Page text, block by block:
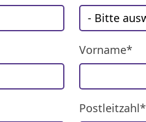
Vorname*
Postleitzahl*